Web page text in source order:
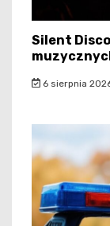
Silent Disco
6 sierpnia